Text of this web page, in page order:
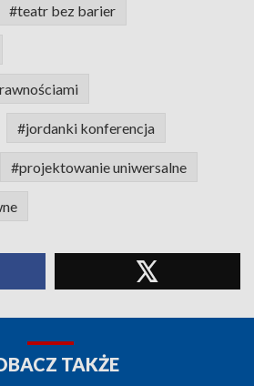
#teatr bez barier
#jordanki konferencja
#projektowanie uniwersalne
TAKŻE